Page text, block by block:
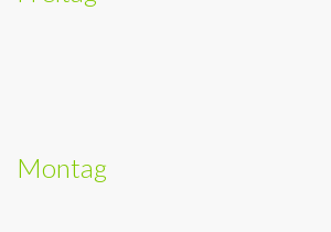
Montag